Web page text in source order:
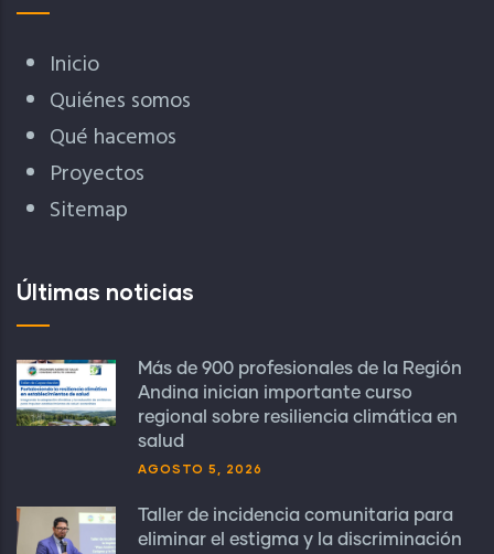
Inicio
Quiénes somos
Qué hacemos
Proyectos
Sitemap
Últimas noticias
Más de 900 profesionales de la Región
Andina inician importante curso
regional sobre resiliencia climática en
salud
AGOSTO 5, 2026
Taller de incidencia comunitaria para
eliminar el estigma y la discriminación